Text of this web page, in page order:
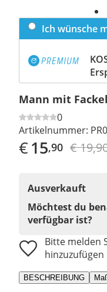
Ich wünsche
Mann mit
0
Artikelnummer:
€15,90 €
Ausverkauft
Möchtest du
verfügbar ist?
Bitte melden
hinzuzufügen
BESCHREIBUNG